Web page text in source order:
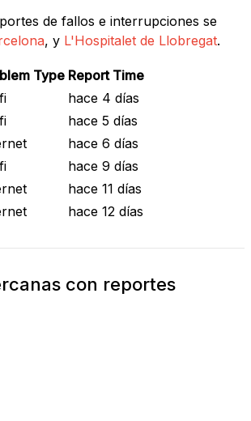
de fallos e interrupciones se
, y L'Hospitalet de Llobregat.
Type Report Time
hace 4 días
hace 5 días
hace 6 días
hace 9 días
hace 11 días
hace 12 días
con reportes